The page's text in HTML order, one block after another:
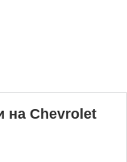
на Chevrolet